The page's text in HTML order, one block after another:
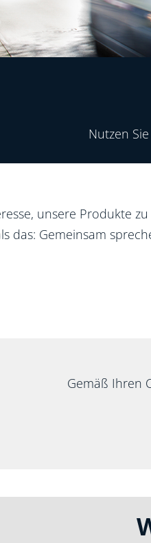
Nutzen
unsere Produkte
das: Gemeinsam
Gemäß Ihren